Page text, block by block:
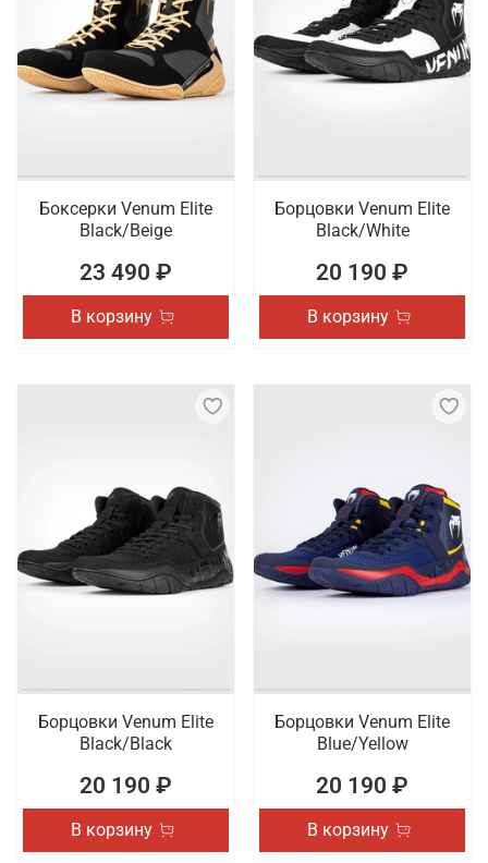
Боксерки Venum Elite
Black/Beige
23 490 ₽
В корзину
Борцовки Venum Elite
Black/White
20 190 ₽
В корзину
Борцовки Venum Elite
Black/Black
20 190 ₽
В корзину
Борцовки Venum Elite
Blue/Yellow
20 190 ₽
В корзину